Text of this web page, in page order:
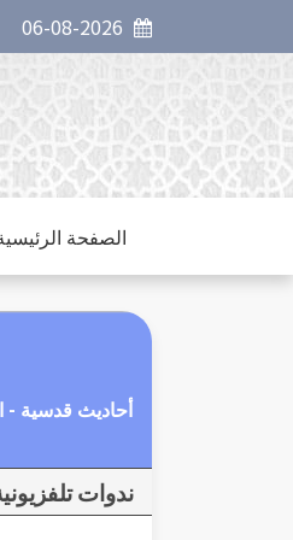
الصفحة
أحاديث قدسية - الحلقة : 12 -
ندوات